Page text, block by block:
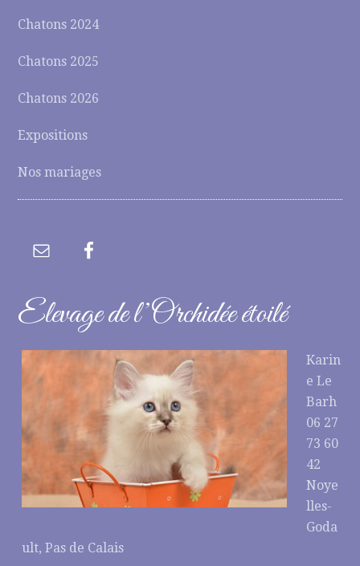
Chatons 2024
Chatons 2025
Chatons 2026
Expositions
Nos mariages
Elevage de l’Orchidée étoilé
Karin
e Le
Barh
06 27
73 60
42
Noye
lles-
Goda
ult, Pas de Calais